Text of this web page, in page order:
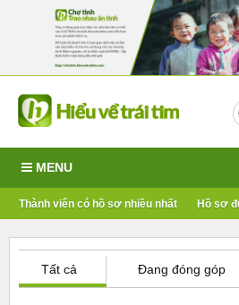
MENU
Thành viên có hồ sơ nhiều nhất Hồ sơ
Tất cả Đang đóng góp